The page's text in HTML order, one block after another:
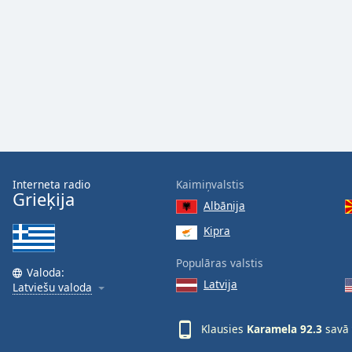
window.
Beginning
dialog
window.
Escape
will
Interneta radio
Grieķija
Valoda:
Latviešu valoda
Kaimiņvalstis
Albānija
Kipra
Populāras valstis
Latvija
Klausies Karamela 92.3